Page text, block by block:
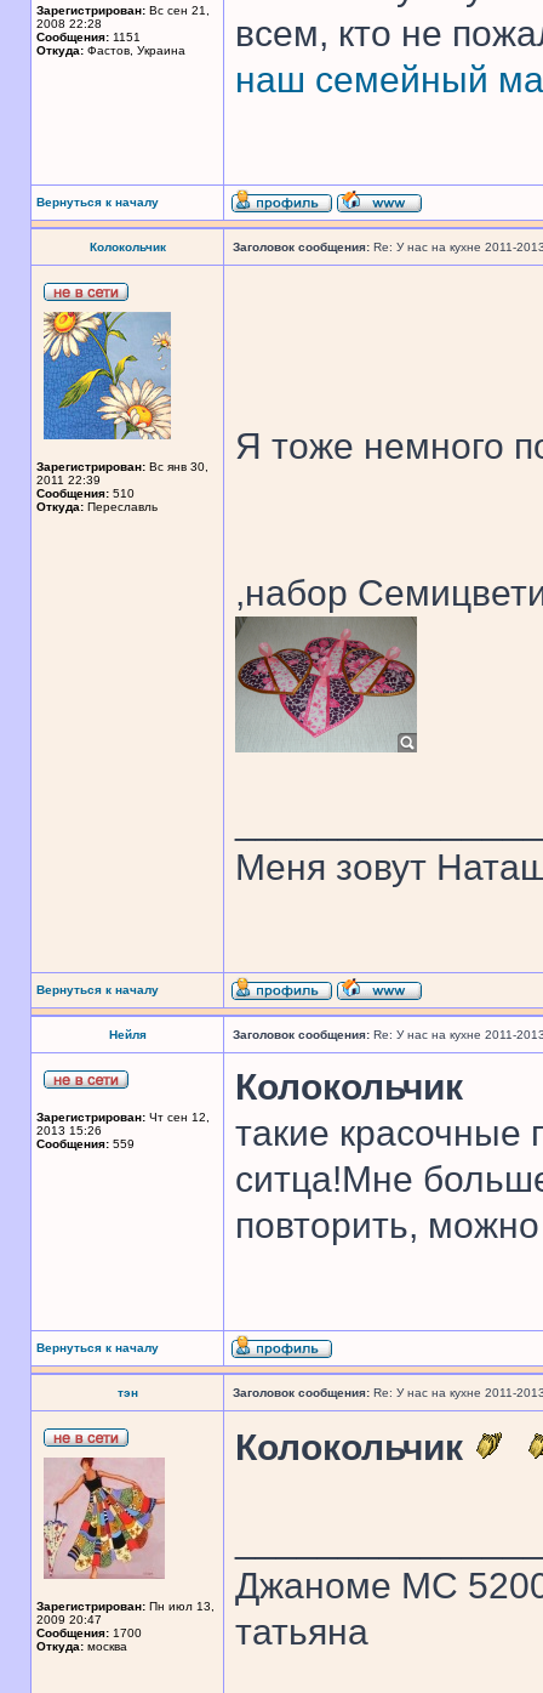
Зарегистрирован: Вс сен 21,
2008 22:28
Сообщения: 1151
Откуда: Фастов, Украина
всем, кто не
наш семейный
Вернуться к началу
Колокольчик Заголовок сообщения: Re: У нас на кухне 2011-
Зарегистрирован: Вс янв 30,
2011 22:39
Сообщения: 510
Откуда: Переславль
Я тоже немного
,набор
Меня зовут
Вернуться к началу
Нейля Заголовок сообщения: Re: У нас на кухне 2011-
Зарегистрирован: Чт сен 12,
2013 15:26
Сообщения: 559
Колокольчик
такие красочные
ситца!Мне
повторить,
Вернуться к началу
тэн Заголовок сообщения: Re: У нас на кухне 2011-
Зарегистрирован: Пн июл 13,
2009 20:47
Сообщения: 1700
Откуда: москва
Колокольчик
Джаноме МС
татьяна